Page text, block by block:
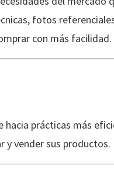
fotos
con más facilidad.
prácticas más
y vender sus productos.